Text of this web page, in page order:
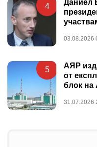
4
Даниел
03.08.2026
5
АЯР
от
блок на
31.07.2026